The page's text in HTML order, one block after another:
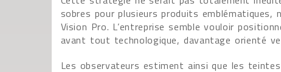
sobres pour plusieurs produits emblématiques,
Vision Pro. L’entreprise semble vouloir
avant tout technologique, davantage orienté
Les observateurs estiment ainsi que les